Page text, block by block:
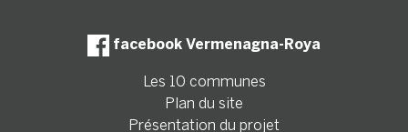
facebook Vermenagna-Roya
Les 10 communes
Plan du site
Présentation du projet